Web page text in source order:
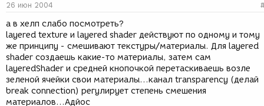
26 июн 2004
а в хелп слабо посмотреть?
layered texture и layered shader действуют по одному и тому
же принципу - смешивают текстуры/материалы. Для layered
shader создаешь какие-то материалы, затем сам
layeredShader и средней кнопочкой перетаскиваешь возле
зеленой ячейки свои материалы...канал transparency (делай
break connection) регулирует степень смешения
материалов...Адйос